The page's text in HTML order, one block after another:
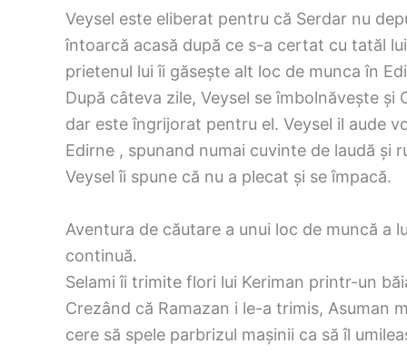
Veysel este eliberat pentru că Serdar nu
întoarcă acasă după ce s-a certat cu tatăl
prietenul lui îi găsește alt loc de munca în
După câteva zile, Veysel se îmbolnăvește
dar este îngrijorat pentru el. Veysel il aude
Edirne , spunand numai cuvinte de laudă și
Veysel îi spune că nu a plecat și se împacă.
Aventura de căutare a unui loc de muncă a
continuă.
Selami îi trimite flori lui Keriman printr-un
Crezând că Ramazan i le-a trimis, Asuman
cere să spele parbrizul mașinii ca să îl